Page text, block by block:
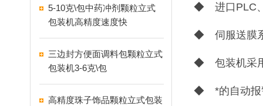
5-10克\包中药冲剂颗粒立式
包装机高精度速度快
三边封方便面调料包颗粒立式
包装机3-6克\包
高精度珠子饰品颗粒立式包装
◆ 进口PLC、
◆ 伺服送膜系
◆ 包装机采用
◆ *的自动报